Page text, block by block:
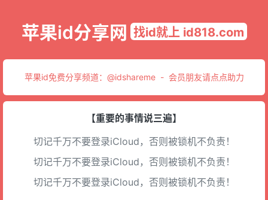
苹果id分享网 找id就上 id818.com
苹果id免费分享频道： @idshareme- 会员朋友请点点助力
【重要的事情说三遍】
切记千万不要登录iCloud，否则被锁机不负责！
切记千万不要登录iCloud，否则被锁机不负责！
切记千万不要登录iCloud，否则被锁机不负责！